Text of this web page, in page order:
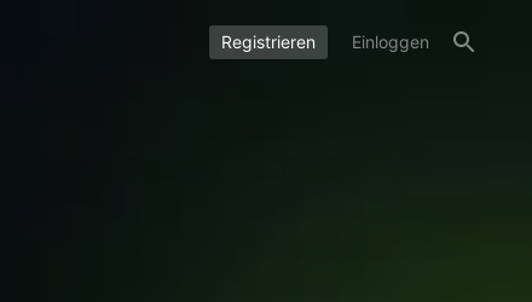
Registrieren Einloggen